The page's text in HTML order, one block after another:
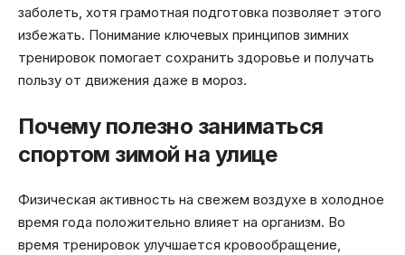
заболеть, хотя грамотная подготовка позволяет этого
избежать. Понимание ключевых принципов зимних
тренировок помогает сохранить здоровье и получать
пользу от движения даже в мороз.
Почему полезно заниматься
спортом зимой на улице
Физическая активность на свежем воздухе в холодное
время года положительно влияет на организм. Во
время тренировок улучшается кровообращение,